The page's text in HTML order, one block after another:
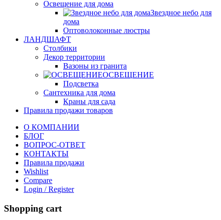
Освещение для дома
Звездное небо для
дома
Оптоволоконные люстры
ЛАНДШАФТ
Столбики
Декор территории
Вазоны из гранита
ОСВЕЩЕНИЕ
Подсветка
Сантехника для дома
Краны для сада
Правила продажи товаров
О КОМПАНИИ
БЛОГ
ВОПРОС-ОТВЕТ
КОНТАКТЫ
Правила продажи
Wishlist
Compare
Login / Register
Shopping cart